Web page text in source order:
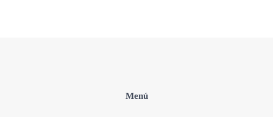
Menú